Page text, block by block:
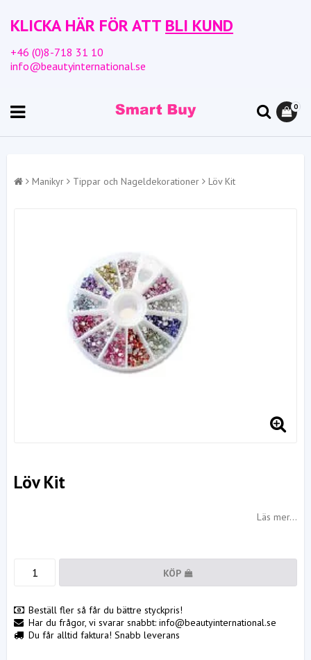
KLICKA HÄR FÖR ATT BLI KUND
+46 (0)8-718 31 10
info@beautyinternational.se
0
Manikyr Tippar och Nageldekorationer Löv Kit
Löv Kit
Läs mer...
KÖP
Beställ fler så får du bättre styckpris!
Har du frågor, vi svarar snabbt: info@beautyinternational.se
Du får alltid faktura! Snabb leverans